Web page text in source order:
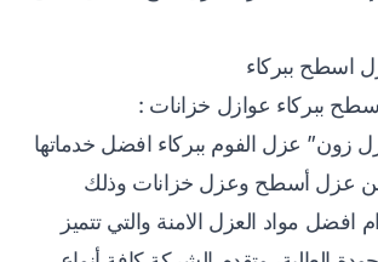
اسطح ببركاء
ببركاء عوازل خزانات :
زون” عزل الفوم ببركاء افضل خدماتها
من عزل أسطح وعزل خزانات وذلك
مواد العزل الامنة والتي تتميز